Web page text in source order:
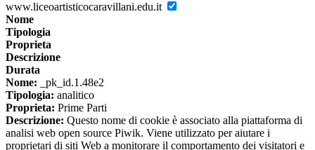
www.liceoartisticocaravillani.edu.it
Nome
Tipologia
Proprieta
Descrizione
Durata
Nome: _pk_id.1.48e2
Tipologia: analitico
Proprieta: Prime Parti
Descrizione: Questo nome di cookie è associato alla piattaforma di
analisi web open source Piwik. Viene utilizzato per aiutare i
proprietari di siti Web a monitorare il comportamento dei visitatori e